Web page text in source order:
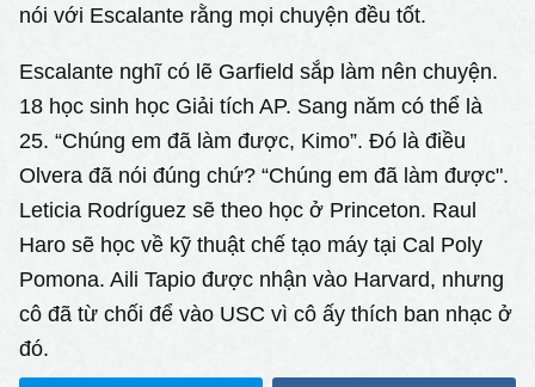
nói với Escalante rằng mọi chuyện đều tốt.
Escalante nghĩ có lẽ Garfield sắp làm nên chuyện.
18 học sinh học Giải tích AP. Sang năm có thể là
25. “Chúng em đã làm được, Kimo”. Đó là điều
Olvera đã nói đúng chứ? “Chúng em đã làm được".
Leticia Rodríguez sẽ theo học ở Princeton. Raul
Haro sẽ học về kỹ thuật chế tạo máy tại Cal Poly
Pomona. Aili Tapio được nhận vào Harvard, nhưng
cô đã từ chối để vào USC vì cô ấy thích ban nhạc ở
đó.